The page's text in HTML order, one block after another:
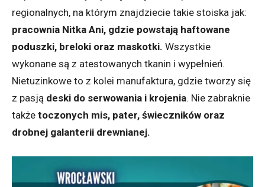
regionalnych, na którym znajdziecie takie stoiska jak:
pracownia Nitka Ani, gdzie powstają haftowane
poduszki, breloki oraz maskotki. Wszystkie
wykonane są z atestowanych tkanin i wypełnień.
Nietuzinkowe to z kolei manufaktura, gdzie tworzy się
z pasją deski do serwowania i krojenia. Nie zabraknie
także toczonych mis, pater, świeczników oraz
drobnej galanterii drewnianej.